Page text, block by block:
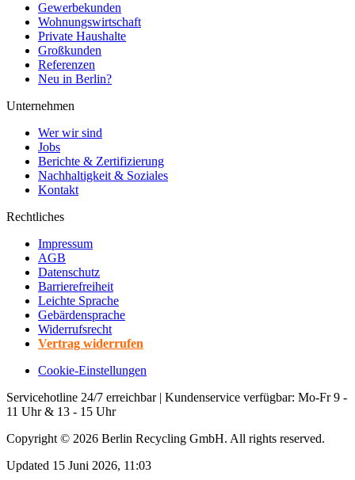
Gewerbekunden
Wohnungswirtschaft
Private Haushalte
Großkunden
Referenzen
Neu in Berlin?
Unternehmen
Wer wir sind
Jobs
Berichte & Zertifizierung
Nachhaltigkeit & Soziales
Kontakt
Rechtliches
Impressum
AGB
Datenschutz
Barrierefreiheit
Leichte Sprache
Gebärdensprache
Widerrufsrecht
Vertrag widerrufen
Cookie-Einstellungen
Servicehotline 24/7 erreichbar | Kundenservice verfügbar: Mo-Fr 9 -
11 Uhr & 13 - 15 Uhr
Copyright © 2026 Berlin Recycling GmbH. All rights reserved.
Updated 15 Juni 2026, 11:03